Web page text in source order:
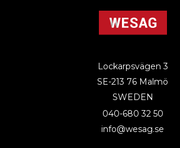
Lockarpsvägen 3
SE-213 76 Malmö
SWEDEN
040-680 32 50
info@wesag.se